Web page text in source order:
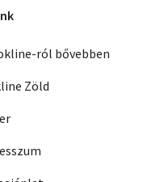
ról bővebben
Zöld